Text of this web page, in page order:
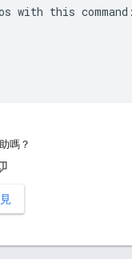
with this command:
嗎？